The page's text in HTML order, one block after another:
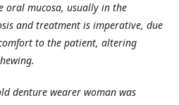
oral mucosa, usually in the
and treatment is imperative, due
to the patient, altering
denture wearer woman was